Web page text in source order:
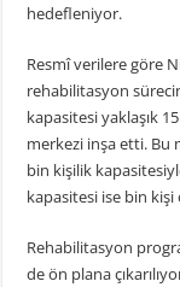
hedefleniyor.
Resmî verilere göre
rehabilitasyon
kapasitesi yaklaşık
merkezi inşa etti. Bu
bin kişilik
kapasitesi ise bin kişi
Rehabilitasyon
de ön plana